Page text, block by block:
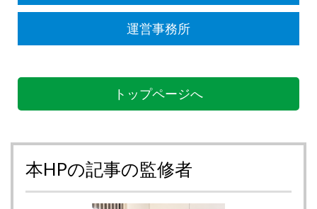
運営事務所
トップページへ
本HPの記事の監修者